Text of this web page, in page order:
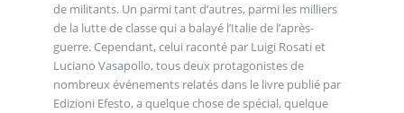
de militants. Un parmi tant d’autres, parmi les milliers
de la lutte de classe qui a balayé l’Italie de l’après-
guerre. Cependant, celui raconté par Luigi Rosati et
Luciano Vasapollo, tous deux protagonistes de
nombreux événements relatés dans le livre publié par
Edizioni Efesto, a quelque chose de spécial, quelque